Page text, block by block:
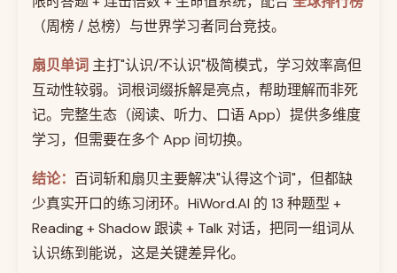
（周榜 / 总榜）与世界学习者同台竞技。
扇贝单词 主打"认识/不认识"极简模式，学习效率高但
互动性较弱。词根词缀拆解是亮点，帮助理解而非死
记。完整生态（阅读、听力、口语 App）提供多维度
学习，但需要在多个 App 间切换。
结论： 百词斩和扇贝主要解决"认得这个词"，但都缺
少真实开口的练习闭环。HiWord.AI 的 13 种题型 +
Reading + Shadow 跟读 + Talk 对话，把同一组词从
认识练到能说，这是关键差异化。